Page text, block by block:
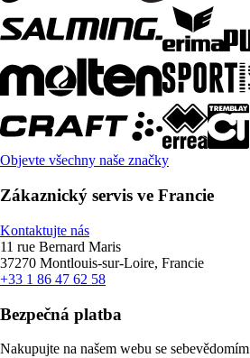
Objevte všechny naše značky
Zákaznický servis ve Francie
Kontaktujte nás
11 rue Bernard Maris
37270 Montlouis-sur-Loire, Francie
+33 1 86 47 62 58
Bezpečná platba
Nakupujte na našem webu se sebevědomím